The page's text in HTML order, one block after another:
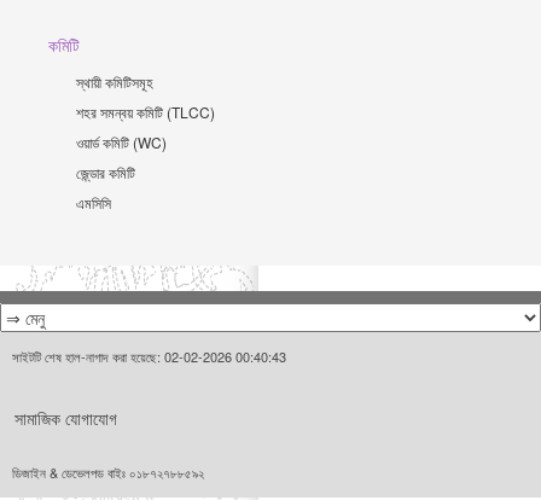
কমিটি
স্থায়ী কমিটিসমূহ
শহর সমন্বয় কমিটি (TLCC)
ওয়ার্ড কমিটি (WC)
জে্ন্ডার কমিটি
এমসিসি
সাইটটি শেষ হাল-নাগাদ করা হয়েছে: 02-02-2026 00:40:43
সামাজিক যোগাযোগ
ডিজাইন & ডেভেলপড বাইঃ ০১৮৭২৭৮৮৫৯২